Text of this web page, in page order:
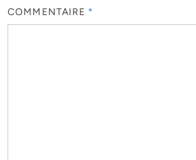
COMMENTAIRE *